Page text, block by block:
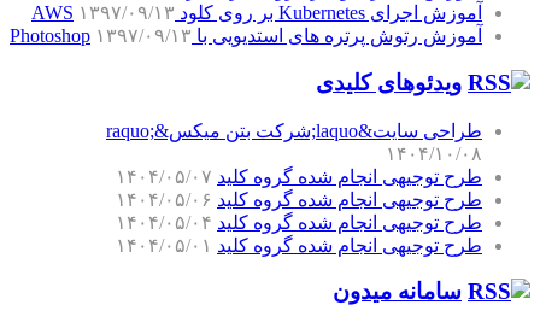
آموزش اجرای Kubernetes بر روی کلود AWS
۱۳۹۷/۰۹/۱۳
آموزش رتوش پرتره های استدیویی با Photoshop ۱۳۹۷/۰۹/۱۳
ویدئوهای کلیدی
طراحی سایت&laquo;شرکت بتن میکس&raquo;
۱۴۰۴/۱۰/۰۸
طرح توجیهی انجام شده گروه کلید ۱۴۰۴/۰۵/۰۷
طرح توجیهی انجام شده گروه کلید ۱۴۰۴/۰۵/۰۶
طرح توجیهی انجام شده گروه کلید ۱۴۰۴/۰۵/۰۴
طرح توجیهی انجام شده گروه کلید ۱۴۰۴/۰۵/۰۱
سامانه میدون